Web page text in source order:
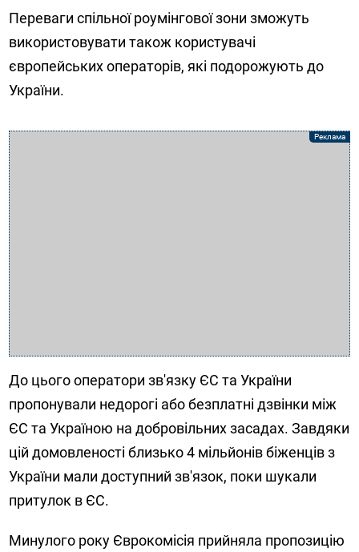
Переваги спільної роумінгової зони зможуть
використовувати також користувачі
європейських операторів, які подорожують до
України.
До цього оператори зв'язку ЄС та України
пропонували недорогі або безплатні дзвінки між
ЄС та Україною на добровільних засадах. Завдяки
цій домовленості близько 4 мільйонів біженців з
України мали доступний зв'язок, поки шукали
притулок в ЄС.
Минулого року Єврокомісія прийняла пропозицію